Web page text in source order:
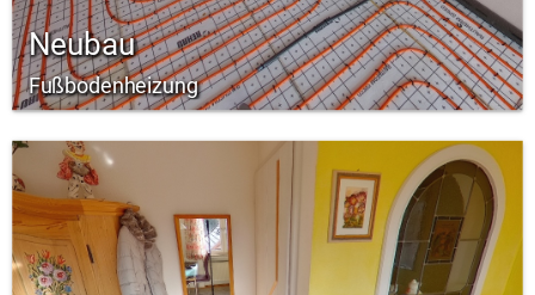
Neubau
Fußbodenheizung